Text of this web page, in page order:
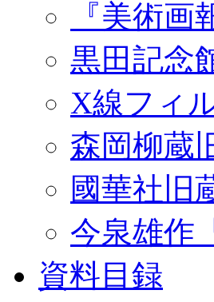
『美術
黒田記念
X線フィ
森岡柳蔵
國華社旧
今泉雄作
資料目録